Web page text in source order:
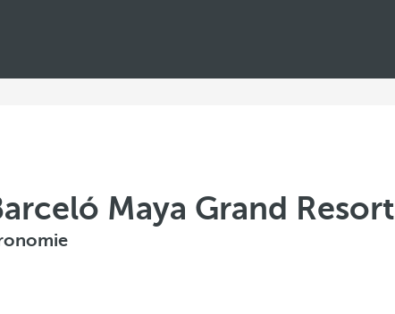
Maya Grand Resort